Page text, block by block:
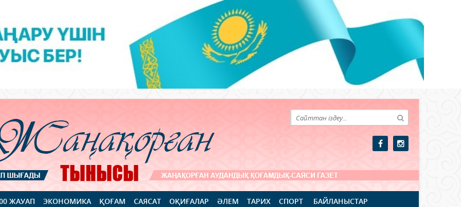
ЖАУАП ЭКОНОМИКА ҚОҒАМ САЯСАТ ОҚИҒАЛАР ӘЛЕМ ТАРИХ СПОРТ БАЙЛАНЫСТАР